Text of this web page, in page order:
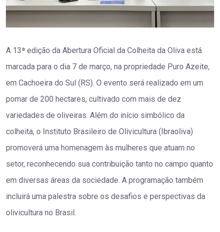
A 13ª edição da Abertura Oficial da Colheita da Oliva está
marcada para o dia 7 de março, na propriedade Puro Azeite,
em Cachoeira do Sul (RS). O evento será realizado em um
pomar de 200 hectares, cultivado com mais de dez
variedades de oliveiras. Além do início simbólico da
colheita, o Instituto Brasileiro de Olivicultura (Ibraoliva)
promoverá uma homenagem às mulheres que atuam no
setor, reconhecendo sua contribuição tanto no campo quanto
em diversas áreas da sociedade. A programação também
incluirá uma palestra sobre os desafios e perspectivas da
olivicultura no Brasil.